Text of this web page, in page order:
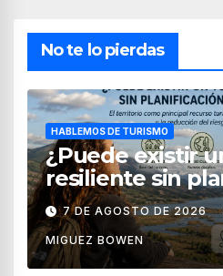
No te lo pierdas
HABLEMOS DE TURISMO
¿Puede existir
resiliente sin
territorial?
7 DE AGOSTO DE 2026
MIGUEZ BOWEN